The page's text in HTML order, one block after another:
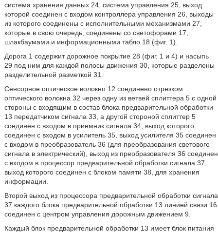
система хранения данных 24, система управления 25, выход
которой соединен с входом контроллера управления 26, выходы
из которого соединены с исполнительными механизмами 27,
которые в свою очередь, соединены со светофорами 17,
шлакбаумами и информационными табло 18 (фиг. 1).
Дорога 1 содержит дорожное покрытие 28 (фиг. 1 и 4) и насыпь
29 под ним для каждой полосы движения 30, которые разделены
разделительной разметкой 31.
Сенсорное оптическое волокно 12 соединено отрезком
оптического волокна 32 через одну из ветвей сплиттера 5 с одной
стороны с входящим в состав блока предварительной обработки
13 передатчиком сигнала 33, а другой стороной сплиттер 5
соединен с входом в приемник сигнала 34, выход которого
соединен с входом в усилитель 35, выход усилителя 35 соединен
с входом в преобразователь 36 (для преобразования светового
сигнала в электрический), выход из преобразователя 36 соединен
с входом в процессор предварительной обработки сигнала 37,
выход которого соединен с блоком памяти 38, для хранения
информации.
Второй выход из процессора предварительной обработки сигнала
37 каждого блока предварительной обработки 13 линией связи 16
соединен с центром управления дорожным движением 9.
Каждый блок предварительной обработки 13 имеет блок питания